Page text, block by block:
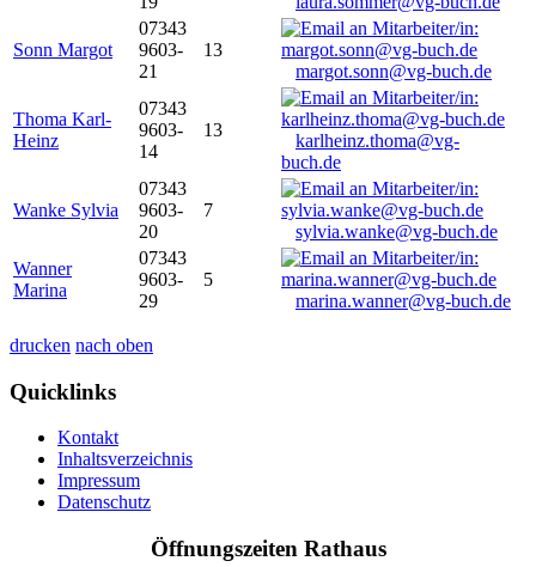
Sonn Margot
07343
9603-
21
13
margot.sonn@vg-buch.de
Thoma Karl-
Heinz
07343
9603-
14
13
karlheinz.thoma@vg-
buch.de
Wanke Sylvia
07343
9603-
20
7
sylvia.wanke@vg-buch.de
Wanner
Marina
07343
9603-
29
5
marina.wanner@vg-buch.de
drucken nach oben
Quicklinks
Kontakt
Inhaltsverzeichnis
Impressum
Datenschutz
Öffnungszeiten Rathaus